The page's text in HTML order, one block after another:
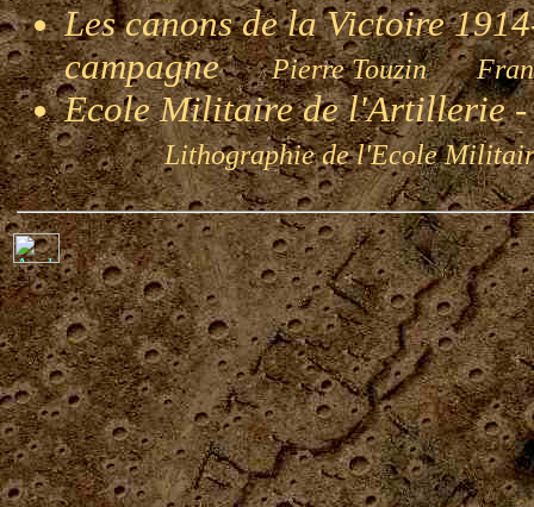
Les canons de la Victoire
campagnePierre Touzin
Ecole Militaire de l'Artillerie -
Lithographie de l'Ecole